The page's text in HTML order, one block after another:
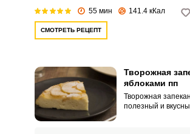
55 мин 141.4 кКал
СМОТРЕТЬ РЕЦЕПТ
Творожная
яблоками пп
Творожная
полезный и